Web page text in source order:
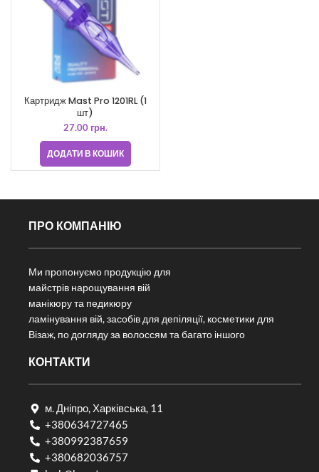
Картридж Mast Pro 1201RL (1
шт)
27.00 грн.
ДОДАТИ В КОШИК
ПРО КОМПАНІЮ
Ми пропонуємо продукцію для
майстрів нарощування вій
манікюру та педикюру
ламінування вій, засобів для депіляції, косметики для
Візаж, по догляду за волоссям та багато іншого
КОНТАКТИ
м. Дніпро, Харківська, 11
+380634727465
+380992387659
+380682036757​